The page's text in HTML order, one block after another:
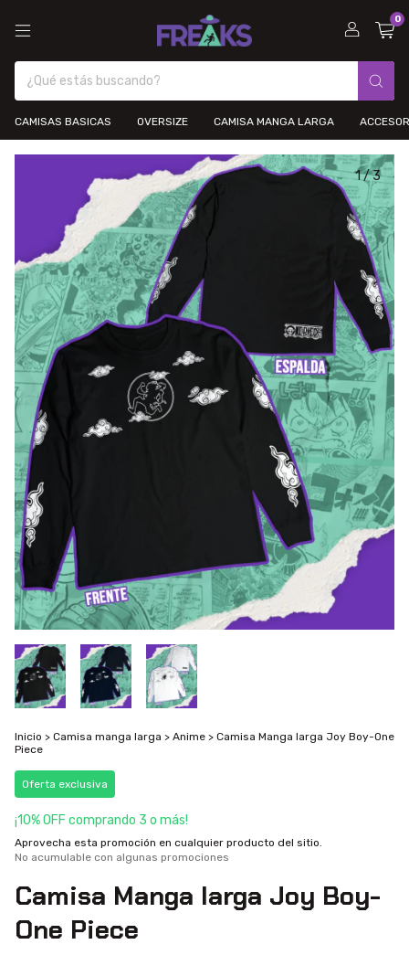
0
CAMISAS BASICAS OVERSIZE CAMISA MANGA LARGA
1/3
Inicio > Camisa manga larga > Anime > Camisa Manga larga Joy Boy-One
Piece
Oferta exclusiva
¡10% OFF comprando 3 o más!
Aprovecha esta promoción en cualquier producto del sitio.
No acumulable con algunas promociones
Camisa Manga larga Joy Boy-
One Piece